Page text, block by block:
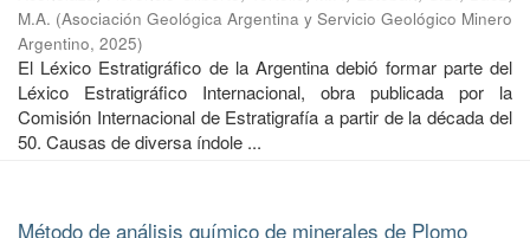
M.A. (Asociación Geológica Argentina y Servicio Geológico Minero
Argentino, 2025)
El Léxico Estratigráfico de la Argentina debió formar parte del
Léxico Estratigráfico Internacional, obra publicada por la
Comisión Internacional de Estratigrafía a partir de la década del
50. Causas de diversa índole ...
Método de análisis químico de minerales de Plomo